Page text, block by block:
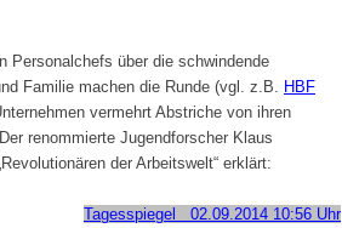
Personalchefs über die schwindende
Familie machen die Runde (vgl. z.B. HBF
vermehrt Abstriche von ihren
renommierte Jugendforscher Klaus
der Arbeitswelt“ erklärt:
Tagesspiegel 02.09.2014 10:56 Uhr